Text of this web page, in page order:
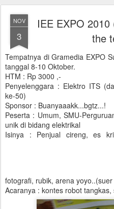
NOV
3
IEE EXPO
the
Tempatnya di Gramedia EXPO
tanggal 8-10 Oktober.
HTM : Rp 3000 ,-
Penyelenggara : Elektro ITS
ke-50)
Sponsor : Buanyaaakk...bgtz...!
Peserta : Umum, SMU-
unik di bidang elektrikal
Isinya : Penjual cireng, es
fotografi, rubik, arena
Acaranya : kontes robot